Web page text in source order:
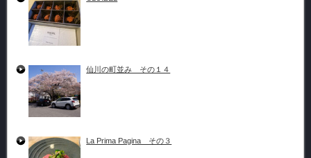
仙川の町並み その１４
La Prima Pagina その３